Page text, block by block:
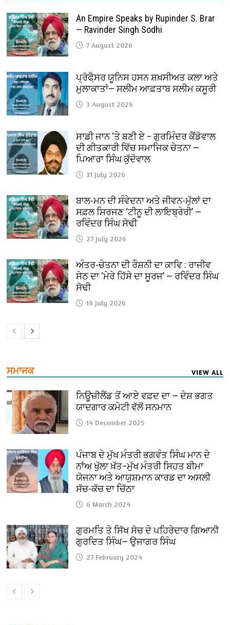
An Empire Speaks by Rupinder S. Brar
— Ravinder Singh Sodhi
7 August 2026
ਪ੍ਰੋਫੈ਼ਸਰ ਯੂਨਿਸ ਹਸਨ ਸ਼ਖ਼ਸੀਅਤ ਕਲਾ ਅਤੇ
ਮੁਲਾਕਾਤਾਂ— ਸਲੀਮ ਆਫ਼ਤਾਬ ਸਲੀਮ ਕਸੂਰੀ
3 August 2026
ਸਾਡੀ ਜਾਨ ‘ਤੇ ਬਣੀ ਏ – ਗੁਰਮਿੰਦਰ ਕੈਂਡੋਵਾਲ
ਦੀ ਗੀਤਕਾਰੀ ਵਿੱਚ ਸਮਾਜਿਕ ਚੇਤਨਾ —
ਪਿਆਰਾ ਸਿੰਘ ਕੁੱਦੋਵਾਲ
31 July 2026
ਬਾਲ-ਮਨ ਦੀ ਸੰਵੇਦਨਾ ਅਤੇ ਜੀਵਨ-ਮੁੱਲਾਂ ਦਾ
ਸਫ਼ਲ ਸਿਰਜਣ ‘ਟੀਨੂ ਦੀ ਲਾਇਬ੍ਰੇਰੀ’ —
ਰਵਿੰਦਰ ਸਿੰਘ ਸੋਢੀ
27 July 2026
ਅੰਤਰ-ਚੇਤਨਾ ਦੀ ਰੌਸ਼ਨੀ ਦਾ ਕਾਵਿ : ਰਾਜੀਵ
ਸੇਠ ਦਾ ‘ਮੇਰੇ ਹਿੱਸੇ ਦਾ ਸੂਰਜ’ — ਰਵਿੰਦਰ ਸਿੰਘ
ਸੋਢੀ
19 July 2026
ਸਮਾਜਕ VIEW ALL
ਨਿਊਜ਼ੀਲੈਂਡ ਤੋਂ ਆਏ ਵਫ਼ਦ ਦਾ — ਦੇਸ਼ ਭਗਤ
ਯਾਦਗਾਰ ਕਮੇਟੀ ਵੱਲੋਂ ਸਨਮਾਨ
14 December 2025
ਪੰਜਾਬ ਦੇ ਮੁੱਖ ਮੰਤਰੀ ਭਗਵੰਤ ਸਿੰਘ ਮਾਨ ਦੇ
ਨਾਂਅ ਖੁੱਲਾ ਖ਼ੱਤ–ਮੁੱਖ ਮੰਤਰੀ ਸਿਹਤ ਬੀਮਾ
ਯੋਜਨਾ ਅਤੇ ਆਯੁਸ਼ਮਾਨ ਕਾਰਡ ਦਾ ਅਸਲੀ
ਸੱਚ-ਕੱਚ ਦਾ ਚਿੱਠਾ
6 March 2024
ਗੁਰਮਤਿ ਤੇ ਸਿੱਖ ਸੋਚ ਦੇ ਪਹਿਰੇਦਾਰ ਗਿਆਨੀ
ਗੁਰਦਿਤ ਸਿੰਘ— ਉਜਾਗਰ ਸਿੰਘ
27 February 2024